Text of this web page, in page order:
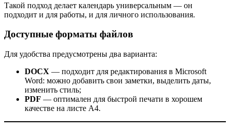
Такой подход делает календарь универсальным — он
подходит и для работы, и для личного использования.
Доступные форматы файлов
Для удобства предусмотрены два варианта:
DOCX — подходит для редактирования в Microsoft
Word: можно добавить свои заметки, выделить даты,
изменить стиль;
PDF — оптимален для быстрой печати в хорошем
качестве на листе А4.